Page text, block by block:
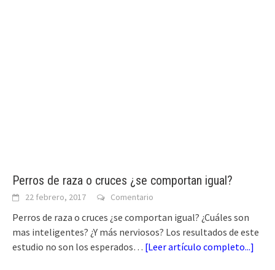
Perros de raza o cruces ¿se comportan igual?
22 febrero, 2017 Comentario
Perros de raza o cruces ¿se comportan igual? ¿Cuáles son
mas inteligentes? ¿Y más nerviosos? Los resultados de este
estudio no son los esperados… [Leer artículo completo...]